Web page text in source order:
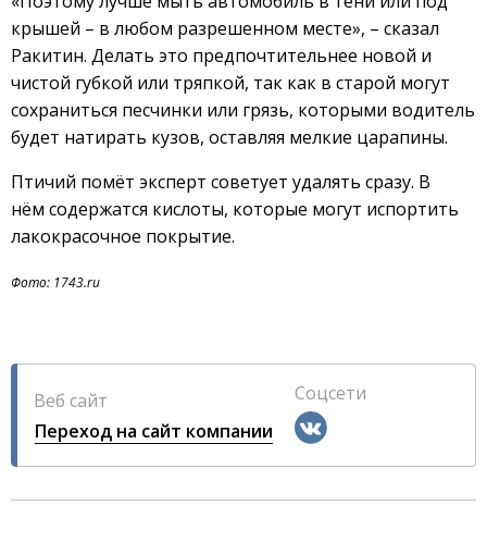
крышей – в любом разрешенном месте», – сказал
Ракитин. Делать это предпочтительнее новой и
чистой губкой или тряпкой, так как в старой могут
сохраниться песчинки или грязь, которыми водитель
будет натирать кузов, оставляя мелкие царапины.
Птичий помёт эксперт советует удалять сразу. В
нём содержатся кислоты, которые могут испортить
лакокрасочное покрытие.
Фото: 1743.ru
Веб сайт
Переход на сайт компании
Соцсети